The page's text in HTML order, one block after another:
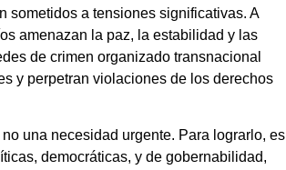
sometidos a tensiones significativas. A
amenazan la paz, la estabilidad y las
de crimen organizado transnacional
y perpetran violaciones de los derechos
una necesidad urgente. Para lograrlo, es
democráticas, y de gobernabilidad,